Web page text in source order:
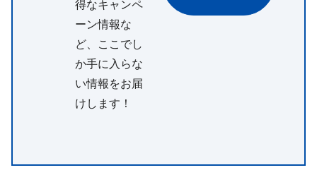
得なキャンペ
ーン情報な
ど、ここでし
か手に入らな
い情報をお届
けします！